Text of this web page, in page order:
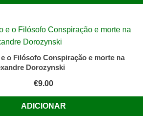
o Filósofo Conspiração e morte na
Dorozynski
€9.00
ADICIONAR